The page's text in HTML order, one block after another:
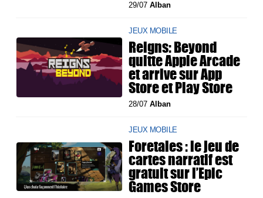
29/07Alban
JEUX MOBILE
Reigns: Beyond
quitte Apple Arcade
et arrive sur App
Store et Play Store
28/07Alban
JEUX MOBILE
Foretales : le jeu de
cartes narratif est
gratuit sur l’Epic
Games Store